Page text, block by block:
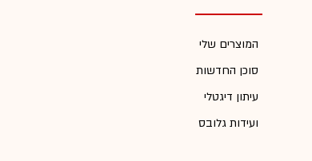
המוצרים שלי
סוכן החדשות
עיתון דיגטלי
ועידות גלובס